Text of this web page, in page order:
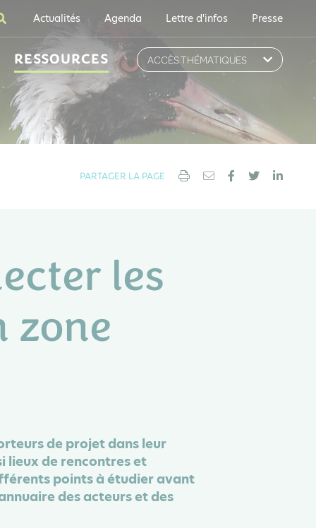
Actualités Agenda Lettre d'infos Presse
RESSOURCES ACCÈS THÉMATIQUES
PARTAGER LA PAGE
les
zone
de projet dans leur
lieux de rencontres et
points à étudier avant
des acteurs et des